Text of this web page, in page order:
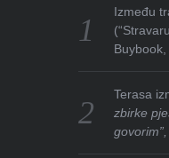
Između
Terasa
zbirke